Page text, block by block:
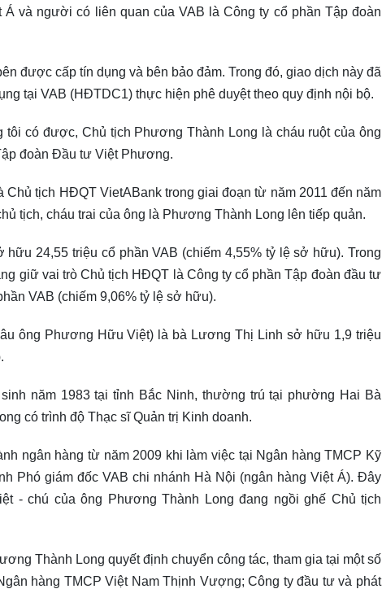
và người có liên quan của VAB là Công ty cổ phần Tập đoàn
được cấp tín dụng và bên bảo đảm. Trong đó, giao dịch này đã
tại VAB (HĐTDC1) thực hiện phê duyệt theo quy định nội bộ.
tôi có được, Chủ tịch Phương Thành Long là cháu ruột của ông
đoàn Đầu tư Việt Phương.
tịch HĐQT VietABank trong giai đoạn từ năm 2011 đến năm
tịch, cháu trai của ông là Phương Thành Long lên tiếp quản.
24,55 triệu cổ phần VAB (chiếm 4,55% tỷ lệ sở hữu). Trong
giữ vai trò Chủ tịch HĐQT là Công ty cổ phần Tập đoàn đầu tư
VAB (chiếm 9,06% tỷ lệ sở hữu).
ông Phương Hữu Việt) là bà Lương Thị Linh sở hữu 1,9 triệu
năm 1983 tại tỉnh Bắc Ninh, thường trú tại phường Hai Bà
có trình độ Thạc sĩ Quản trị Kinh doanh.
ngân hàng từ năm 2009 khi làm việc tại Ngân hàng TMCP Kỹ
Phó giám đốc VAB chi nhánh Hà Nội (ngân hàng Việt Á). Đây
- chú của ông Phương Thành Long đang ngồi ghế Chủ tịch
Thành Long quyết định chuyển công tác, tham gia tại một số
hàng TMCP Việt Nam Thịnh Vượng; Công ty đầu tư và phát